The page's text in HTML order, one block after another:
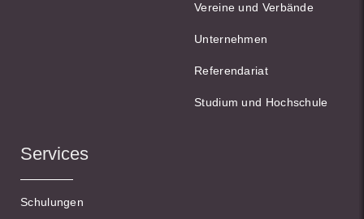
Vereine und Verbände
Unternehmen
Referendariat
Studium und Hochschule
Services
Schulungen